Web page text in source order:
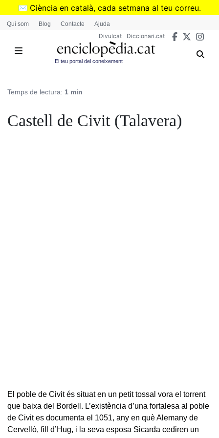
Vés
✉️ Ciència en català, cada setmana al teu correu.
➜Subscriu-te al butlletí de Divulcat
Qui som Blog Contacte Ajuda
Divulcat Diccionari.cat
El teu portal del coneixement
Temps de lectura: 1 min
Castell de Civit (Talavera)
El poble de Civit és situat en un petit tossal vora el torrent
que baixa del Bordell. L’existència d’una fortalesa al poble
de Civit es documenta el 1051, any en què Alemany de
Cervelló, fill d’Hug, i la seva esposa Sicarda cediren un